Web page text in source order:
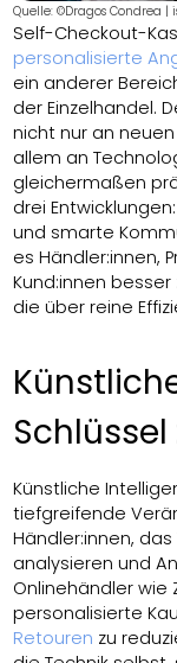
Quelle: ©Dragos Condrea |
Self-Checkout-
personalisierte
ein anderer
der Einzelhandel.
nicht nur an
allem an
gleichermaßen
drei
und smarte
es Händler:innen,
Kund:innen
die über reine
Künstliche
tiefgreifende
Händler:innen,
analysieren und
Onlinehändler wie
personalisierte
Retouren zu